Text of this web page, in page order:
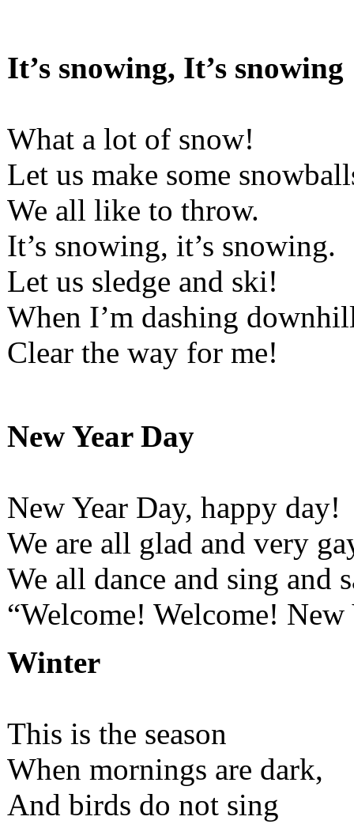
It’s snowing, It’s snowing
What a lot of snow!
Let us make some
We all like to throw.
It’s snowing, it’s snowing.
Let us sledge and ski!
When I’m dashing
Clear the way for me!
New Year Day
New Year Day, happy day!
We are all glad and very
We all dance and sing and
“Welcome! Welcome! New
Winter
This is the season
When mornings are dark,
And birds do not sing